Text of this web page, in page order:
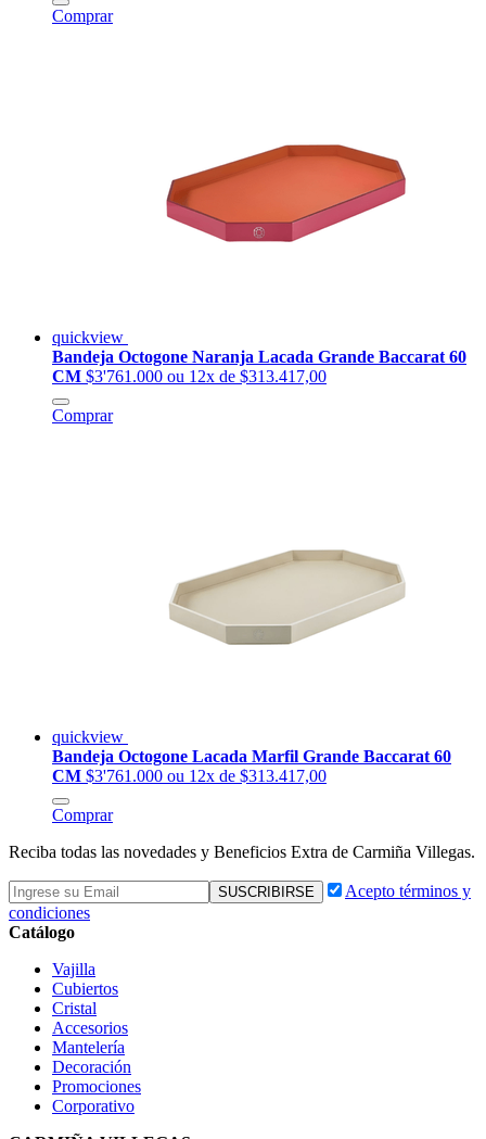
Comprar
quickview
Bandeja Octogone Naranja Lacada Grande Baccarat 60
CM $3'761.000 ou 12x de $313.417,00
Comprar
quickview
Bandeja Octogone Lacada Marfil Grande Baccarat 60
CM $3'761.000 ou 12x de $313.417,00
Comprar
Reciba todas las novedades y Beneficios Extra de Carmiña Villegas.
Acepto términos y
condiciones
Catálogo
Vajilla
Cubiertos
Cristal
Accesorios
Mantelería
Decoración
Promociones
Corporativo